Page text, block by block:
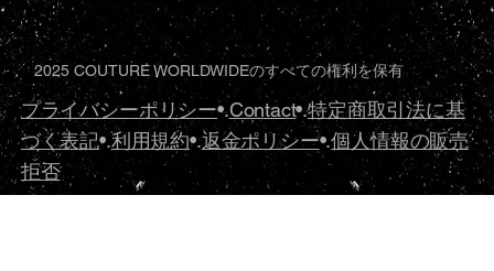
プライバシーポリシー•.Contact•.特定商取引法に基
づく表記•.利用規約•.返金ポリシー•.個人情報の販売
拒否
2025 COUTURE WORLDWIDEのすべての権利を保有